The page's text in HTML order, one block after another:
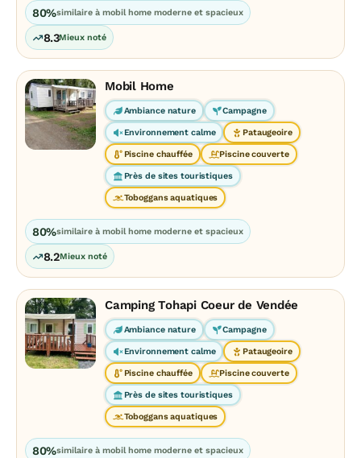
80%similaire à mobil home moderne et spacieux
8.3Mieux noté
Mobil Home
Ambiance nature Campagne
Environnement calme Pataugeoire
Piscine chauffée Piscine couverte
Près de sites touristiques
Toboggans aquatiques
80%similaire à mobil home moderne et spacieux
8.2Mieux noté
Camping Tohapi Coeur de Vendée
Ambiance nature Campagne
Environnement calme Pataugeoire
Piscine chauffée Piscine couverte
Près de sites touristiques
Toboggans aquatiques
80%similaire à mobil home moderne et spacieux